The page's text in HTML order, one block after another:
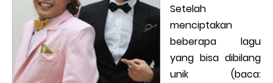
Setelah
menciptakan
beberapa lagu
yang bisa dibilang
unik (baca: